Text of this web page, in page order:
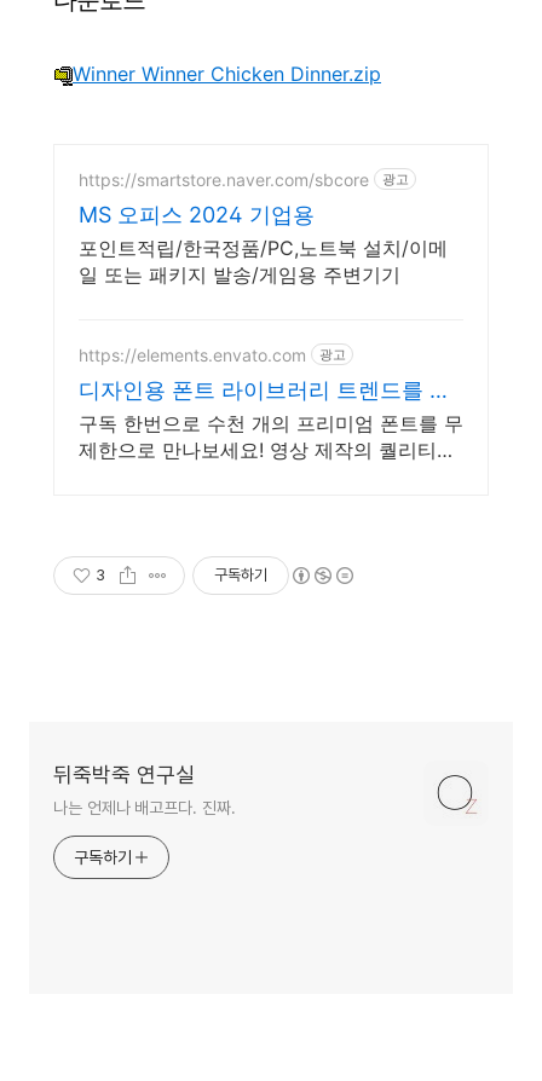
Winner Winner Chicken Dinner.zip
https://smartstore.naver.com/sbcore 광고
MS 오피스 2024 기업용
포인트적립/한국정품/PC,노트북 설치/이메
일 또는 패키지 발송/게임용 주변기기
https://elements.envato.com 광고
디자인용 폰트 라이브러리 트렌드를 이
끄는 인기 콘텐츠
구독 한번으로 수천 개의 프리미엄 폰트를 무
제한으로 만나보세요! 영상 제작의 퀄리티를
3 구독하기
뒤죽박죽 연구실
나는 언제나 배고프다. 진짜.
구독하기